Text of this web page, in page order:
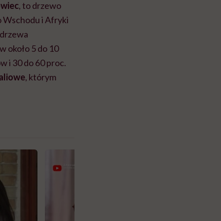
, to drzewo
Wschodu i Afryki
około 5 do 10
i 30 do 60 proc.
, którym